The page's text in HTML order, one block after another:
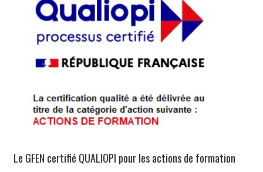
Le GFEN certifié QUALIOPI pour les actions de formation